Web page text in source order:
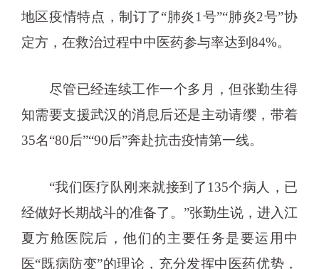
地区疫情特点，制订了“肺炎1号”“肺炎2号”协
定方，在救治过程中中医药参与率达到84%。
尽管已经连续工作一个多月，但张勤生得
知需要支援武汉的消息后还是主动请缨，带着
35名“80后”“90后”奔赴抗击疫情第一线。
“我们医疗队刚来就接到了135个病人，已
经做好长期战斗的准备了。”张勤生说，进入江
夏方舱医院后，他们的主要任务是要运用中
医“既病防变”的理论，充分发挥中医药优势，